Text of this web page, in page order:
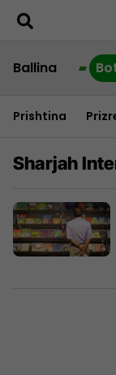
Ballina
Prishtina
Sharjah